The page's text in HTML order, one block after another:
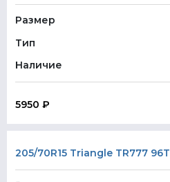
Размер
Тип
Наличие
5950 ₽
205/70R15 Triangle TR777 96T